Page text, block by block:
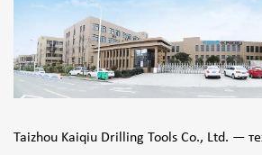
Taizhou Kaiqiu Drilling Tools Co., Ltd. —